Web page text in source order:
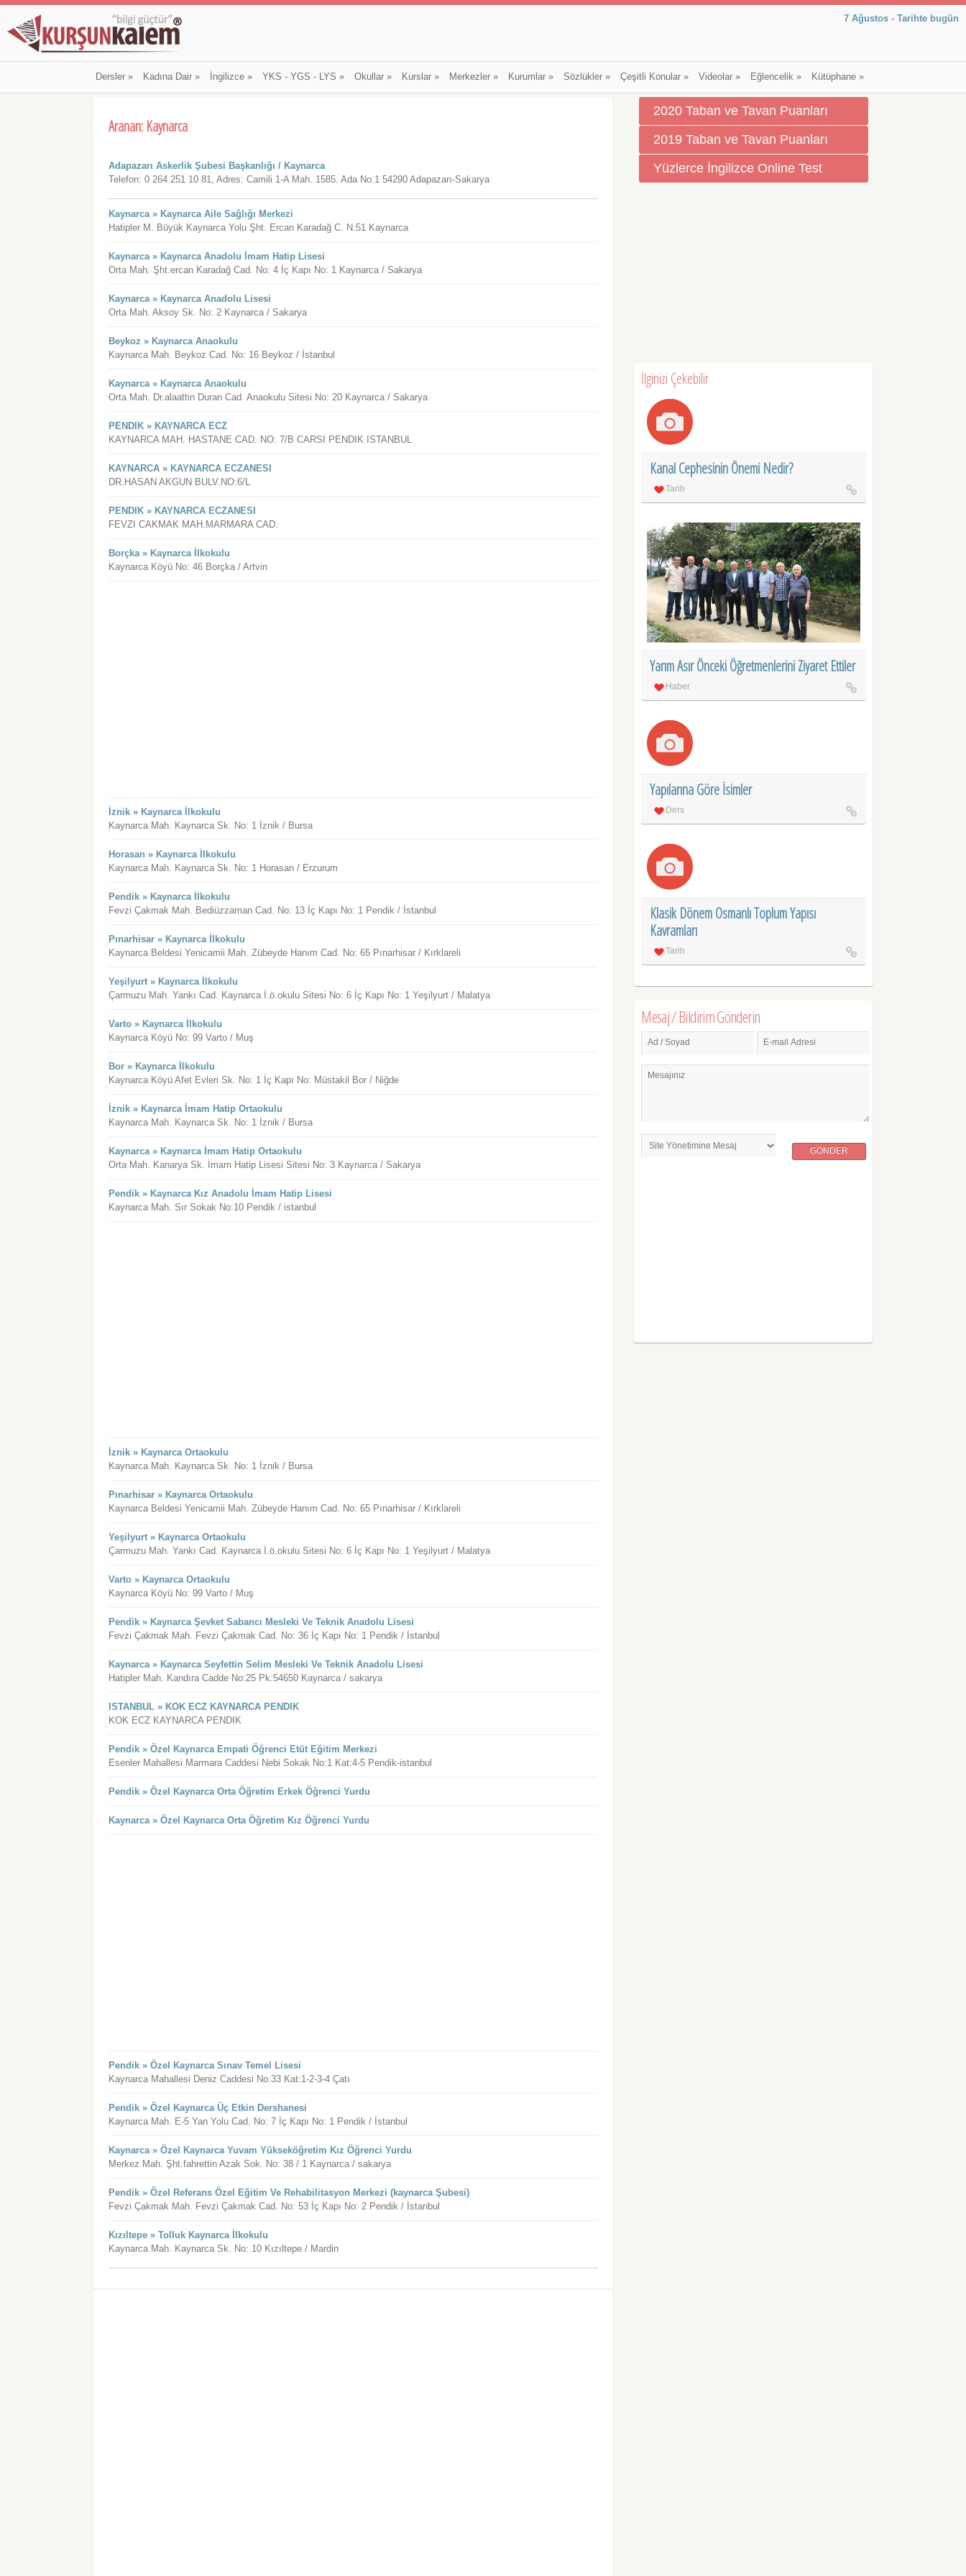
7 Ağustos - Tarihte bugün
Dersler» Kadına Dair» İngilizce» YKS - YGS - LYS » Okullar» Kurslar» Merkezler» Kurumlar» Sözlükler» Çeşitli Konular» Videolar» Eğlencelik» Kütüphane»
Aranan: Kaynarca
Adapazarı Askerlik Şubesi Başkanlığı / Kaynarca
Telefon: 0 264 251 10 81, Adres: Camili 1-A Mah. 1585. Ada No:1 54290 Adapazarı-Sakarya
Kaynarca » Kaynarca Aile Sağlığı Merkezi
Hatipler M. Büyük Kaynarca Yolu Şht. Ercan Karadağ C. N:51 Kaynarca
Kaynarca » Kaynarca Anadolu İmam Hatip Lisesi
Orta Mah. Şht.ercan Karadağ Cad. No: 4 İç Kapı No: 1 Kaynarca / Sakarya
Kaynarca » Kaynarca Anadolu Lisesi
Orta Mah. Aksoy Sk. No: 2 Kaynarca / Sakarya
Beykoz » Kaynarca Anaokulu
Kaynarca Mah. Beykoz Cad. No: 16 Beykoz / İstanbul
Kaynarca » Kaynarca Anaokulu
Orta Mah. Dr.alaattin Duran Cad. Anaokulu Sitesi No: 20 Kaynarca / Sakarya
PENDIK » KAYNARCA ECZ
KAYNARCA MAH. HASTANE CAD. NO: 7/B CARSI PENDIK ISTANBUL
KAYNARCA » KAYNARCA ECZANESI
DR.HASAN AKGUN BULV.NO:6/L
PENDIK » KAYNARCA ECZANESI
FEVZI CAKMAK MAH.MARMARA CAD.
Borçka » Kaynarca İlkokulu
Kaynarca Köyü No: 46 Borçka / Artvin
İznik » Kaynarca İlkokulu
Kaynarca Mah. Kaynarca Sk. No: 1 İznik / Bursa
Horasan » Kaynarca İlkokulu
Kaynarca Mah. Kaynarca Sk. No: 1 Horasan / Erzurum
Pendik » Kaynarca İlkokulu
Fevzi Çakmak Mah. Bediüzzaman Cad. No: 13 İç Kapı No: 1 Pendik / İstanbul
Pınarhisar » Kaynarca İlkokulu
Kaynarca Beldesi Yenicamii Mah. Zübeyde Hanım Cad. No: 65 Pınarhisar / Kırklareli
Yeşilyurt » Kaynarca İlkokulu
Çarmuzu Mah. Yankı Cad. Kaynarca İ.ö.okulu Sitesi No: 6 İç Kapı No: 1 Yeşilyurt / Malatya
Varto » Kaynarca İlkokulu
Kaynarca Köyü No: 99 Varto / Muş
Bor » Kaynarca İlkokulu
Kaynarca Köyü Afet Evleri Sk. No: 1 İç Kapı No: Müstakil Bor / Niğde
İznik » Kaynarca İmam Hatip Ortaokulu
Kaynarca Mah. Kaynarca Sk. No: 1 İznik / Bursa
Kaynarca » Kaynarca İmam Hatip Ortaokulu
Orta Mah. Kanarya Sk. İmam Hatip Lisesi Sitesi No: 3 Kaynarca / Sakarya
Pendik » Kaynarca Kız Anadolu İmam Hatip Lisesi
Kaynarca Mah. Sır Sokak No:10 Pendik / istanbul
İznik » Kaynarca Ortaokulu
Kaynarca Mah. Kaynarca Sk. No: 1 İznik / Bursa
Pınarhisar » Kaynarca Ortaokulu
Kaynarca Beldesi Yenicamii Mah. Zübeyde Hanım Cad. No: 65 Pınarhisar / Kırklareli
Yeşilyurt » Kaynarca Ortaokulu
Çarmuzu Mah. Yankı Cad. Kaynarca İ.ö.okulu Sitesi No: 6 İç Kapı No: 1 Yeşilyurt / Malatya
Varto » Kaynarca Ortaokulu
Kaynarca Köyü No: 99 Varto / Muş
Pendik » Kaynarca Şevket Sabancı Mesleki Ve Teknik Anadolu Lisesi
Fevzi Çakmak Mah. Fevzi Çakmak Cad. No: 36 İç Kapı No: 1 Pendik / İstanbul
Kaynarca » Kaynarca Seyfettin Selim Mesleki Ve Teknik Anadolu Lisesi
Hatipler Mah. Kandıra Cadde No:25 Pk:54650 Kaynarca / sakarya
ISTANBUL » KOK ECZ KAYNARCA PENDIK
KOK ECZ KAYNARCA PENDIK
Pendik » Özel Kaynarca Empati Öğrenci Etüt Eğitim Merkezi
Esenler Mahallesi Marmara Caddesi Nebi Sokak No:1 Kat:4-5 Pendik-istanbul
Pendik » Özel Kaynarca Orta Öğretim Erkek Öğrenci Yurdu
Kaynarca » Özel Kaynarca Orta Öğretim Kız Öğrenci Yurdu
Pendik » Özel Kaynarca Sınav Temel Lisesi
Kaynarca Mahallesi Deniz Caddesi No:33 Kat:1-2-3-4 Çatı
Pendik » Özel Kaynarca Üç Etkin Dershanesi
Kaynarca Mah. E-5 Yan Yolu Cad. No: 7 İç Kapı No: 1 Pendik / İstanbul
Kaynarca » Özel Kaynarca Yuvam Yükseköğretim Kız Öğrenci Yurdu
Merkez Mah. Şht.fahrettin Azak Sok. No: 38 / 1 Kaynarca / sakarya
Pendik » Özel Referans Özel Eğitim Ve Rehabilitasyon Merkezi (kaynarca Şubesi)
Fevzi Çakmak Mah. Fevzi Çakmak Cad. No: 53 İç Kapı No: 2 Pendik / İstanbul
Kızıltepe » Tolluk Kaynarca İlkokulu
Kaynarca Mah. Kaynarca Sk. No: 10 Kızıltepe / Mardin
2020 Taban ve Tavan Puanları
2019 Taban ve Tavan Puanları
Yüzlerce İngilizce Online Test
İlginizi Çekebilir
Kanal Cephesinin Önemi Nedir?
Tarih
Yarım Asır Önceki Öğretmenlerini Ziyaret Ettiler
Haber
Yapılarına Göre İsimler
Ders
Klasik Dönem Osmanlı Toplum Yapısı
Kavramları
Tarih
Mesaj / Bildirim Gönderin
Ad / Soyad E-mail Adresi
Mesajınız
GÖNDER